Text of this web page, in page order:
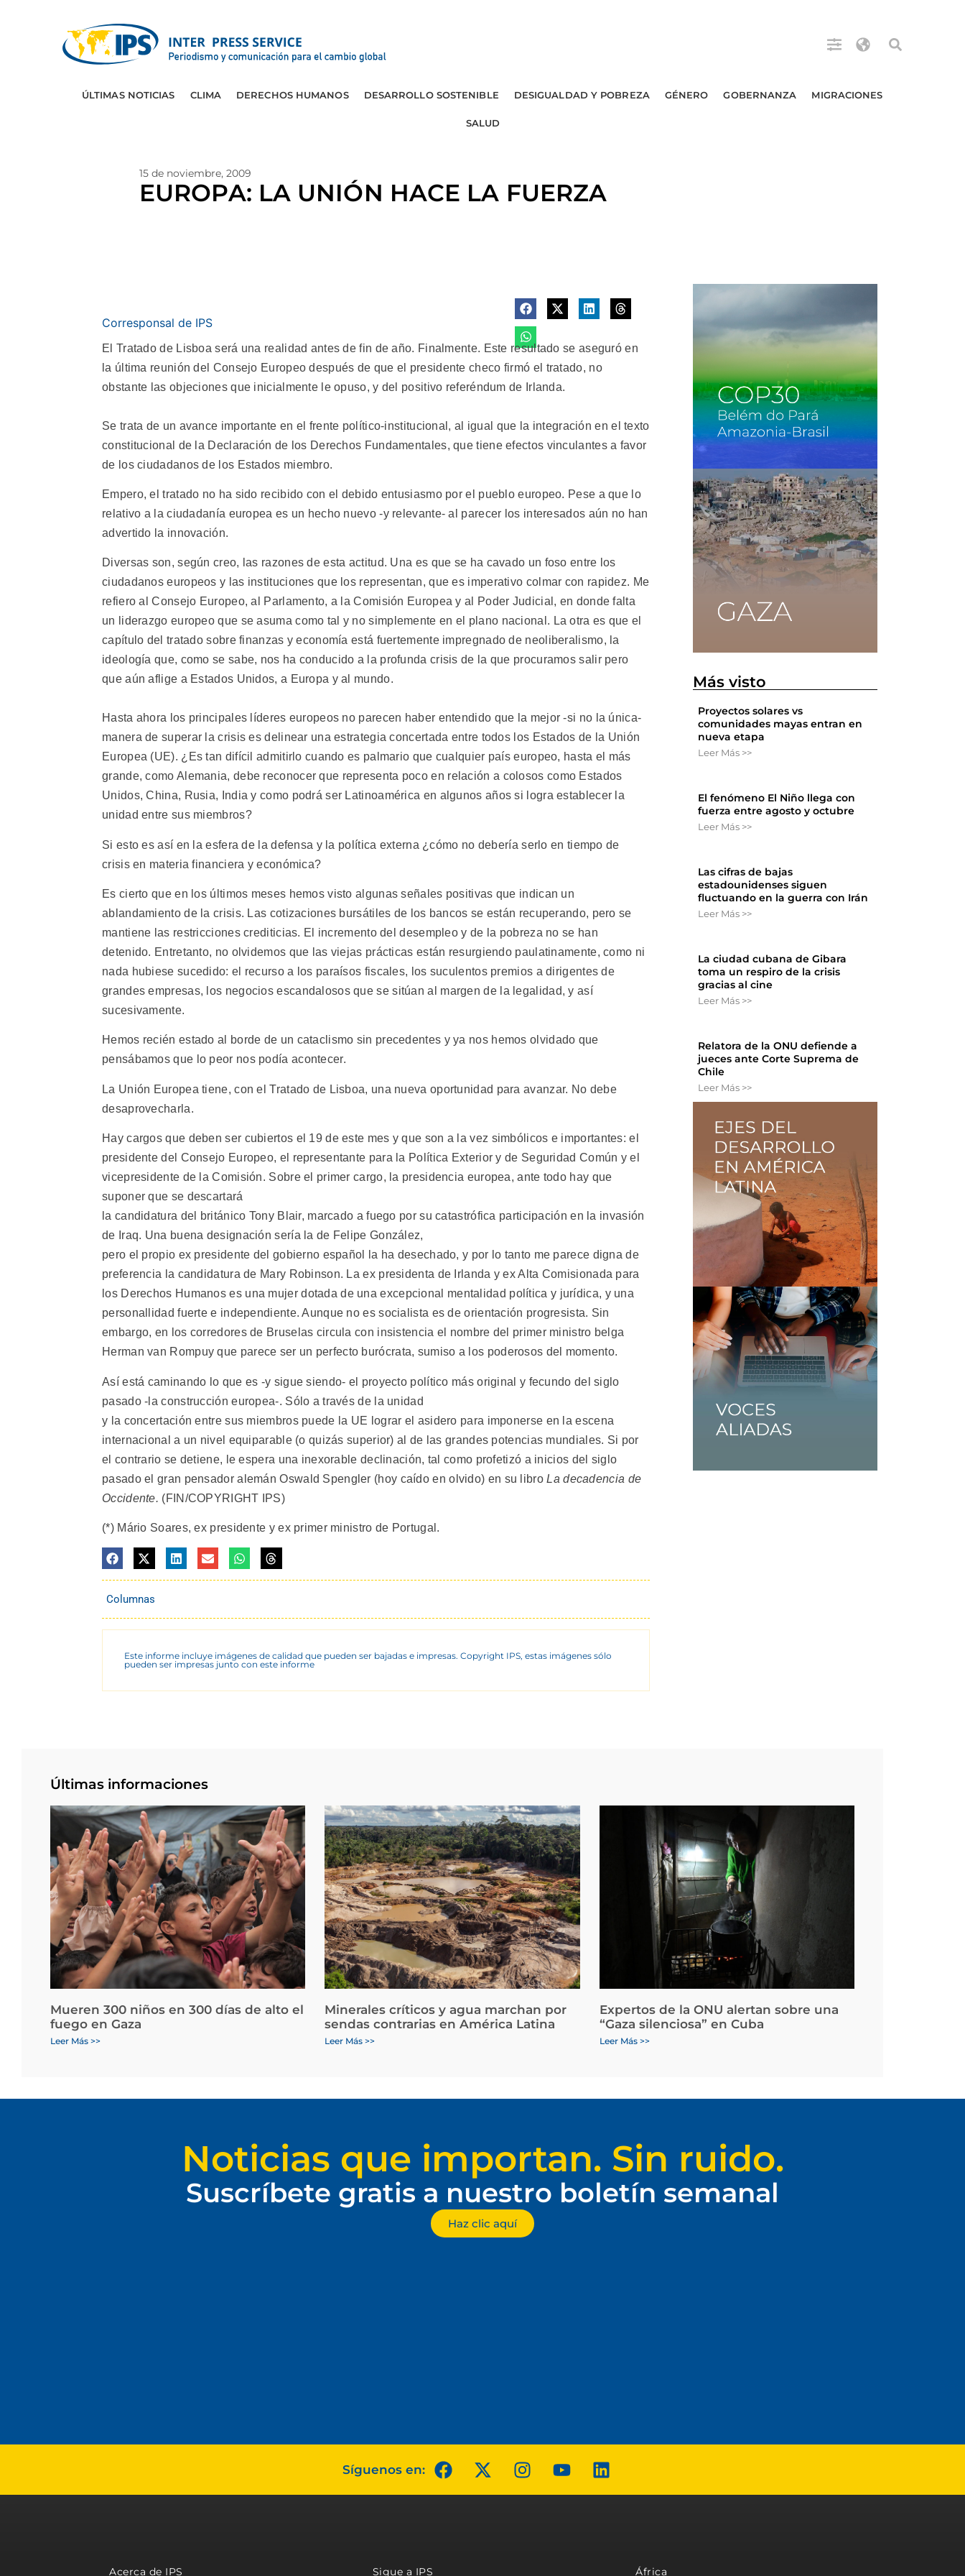
ÚLTIMAS NOTICIAS CLIMA DERECHOS HUMANOS DESARROLLO SOSTENIBLE DESIGUALDAD Y POBREZA GÉNERO GOBERNANZA MIGRACIONES
SALUD
15 de noviembre, 2009
EUROPA: LA UNIÓN HACE LA FUERZA
Corresponsal de IPS
El Tratado de Lisboa será una realidad antes de fin de año. Finalmente. Este resultado se aseguró en
la última reunión del Consejo Europeo después de que el presidente checo firmó el tratado, no
obstante las objeciones que inicialmente le opuso, y del positivo referéndum de Irlanda.
Se trata de un avance importante en el frente político-institucional, al igual que la integración en el texto
constitucional de la Declaración de los Derechos Fundamentales, que tiene efectos vinculantes a favor
de los ciudadanos de los Estados miembro.
Empero, el tratado no ha sido recibido con el debido entusiasmo por el pueblo europeo. Pese a que lo
relativo a la ciudadanía europea es un hecho nuevo -y relevante- al parecer los interesados aún no han
advertido la innovación.
Diversas son, según creo, las razones de esta actitud. Una es que se ha cavado un foso entre los
ciudadanos europeos y las instituciones que los representan, que es imperativo colmar con rapidez. Me
refiero al Consejo Europeo, al Parlamento, a la Comisión Europea y al Poder Judicial, en donde falta
un liderazgo europeo que se asuma como tal y no simplemente en el plano nacional. La otra es que el
capítulo del tratado sobre finanzas y economía está fuertemente impregnado de neoliberalismo, la
ideología que, como se sabe, nos ha conducido a la profunda crisis de la que procuramos salir pero
que aún aflige a Estados Unidos, a Europa y al mundo.
Hasta ahora los principales líderes europeos no parecen haber entendido que la mejor -si no la única-
manera de superar la crisis es delinear una estrategia concertada entre todos los Estados de la Unión
Europea (UE). ¿Es tan difícil admitirlo cuando es palmario que cualquier país europeo, hasta el más
grande, como Alemania, debe reconocer que representa poco en relación a colosos como Estados
Unidos, China, Rusia, India y como podrá ser Latinoamérica en algunos años si logra establecer la
unidad entre sus miembros?
Si esto es así en la esfera de la defensa y la política externa ¿cómo no debería serlo en tiempo de
crisis en materia financiera y económica?
Es cierto que en los últimos meses hemos visto algunas señales positivas que indican un
ablandamiento de la crisis. Las cotizaciones bursátiles de los bancos se están recuperando, pero se
mantiene las restricciones crediticias. El incremento del desempleo y de la pobreza no se han
detenido. Entretanto, no olvidemos que las viejas prácticas están resurgiendo paulatinamente, como ni
nada hubiese sucedido: el recurso a los paraísos fiscales, los suculentos premios a dirigentes de
grandes empresas, los negocios escandalosos que se sitúan al margen de la legalidad, y así
sucesivamente.
Hemos recién estado al borde de un cataclismo sin precedentes y ya nos hemos olvidado que
pensábamos que lo peor nos podía acontecer.
La Unión Europea tiene, con el Tratado de Lisboa, una nueva oportunidad para avanzar. No debe
desaprovecharla.
Hay cargos que deben ser cubiertos el 19 de este mes y que son a la vez simbólicos e importantes: el
presidente del Consejo Europeo, el representante para la Política Exterior y de Seguridad Común y el
vicepresidente de la Comisión. Sobre el primer cargo, la presidencia europea, ante todo hay que
suponer que se descartará
la candidatura del británico Tony Blair, marcado a fuego por su catastrófica participación en la invasión
de Iraq. Una buena designación sería la de Felipe González,
pero el propio ex presidente del gobierno español la ha desechado, y por lo tanto me parece digna de
preferencia la candidatura de Mary Robinson. La ex presidenta de Irlanda y ex Alta Comisionada para
los Derechos Humanos es una mujer dotada de una excepcional mentalidad política y jurídica, y una
personallidad fuerte e independiente. Aunque no es socialista es de orientación progresista. Sin
embargo, en los corredores de Bruselas circula con insistencia el nombre del primer ministro belga
Herman van Rompuy que parece ser un perfecto burócrata, sumiso a los poderosos del momento.
Así está caminando lo que es -y sigue siendo- el proyecto político más original y fecundo del siglo
pasado -la construcción europea-. Sólo a través de la unidad
y la concertación entre sus miembros puede la UE lograr el asidero para imponerse en la escena
internacional a un nivel equiparable (o quizás superior) al de las grandes potencias mundiales. Si por
el contrario se detiene, le espera una inexorable declinación, tal como profetizó a inicios del siglo
pasado el gran pensador alemán Oswald Spengler (hoy caído en olvido) en su libro La decadencia de
Occidente. (FIN/COPYRIGHT IPS)
(*) Mário Soares, ex presidente y ex primer ministro de Portugal.
Columnas
Este informe incluye imágenes de calidad que pueden ser bajadas e impresas. Copyright IPS, estas imágenes sólo
pueden ser impresas junto con este informe
Más visto
Proyectos solares vs
comunidades mayas entran en
nueva etapa
Leer Más >>
El fenómeno El Niño llega con
fuerza entre agosto y octubre
Leer Más >>
Las cifras de bajas
estadounidenses siguen
fluctuando en la guerra con Irán
Leer Más >>
La ciudad cubana de Gibara
toma un respiro de la crisis
gracias al cine
Leer Más >>
Relatora de la ONU defiende a
jueces ante Corte Suprema de
Chile
Leer Más >>
Últimas informaciones
Mueren 300 niños en 300 días de alto el
fuego en Gaza
Leer Más >>
Minerales críticos y agua marchan por
sendas contrarias en América Latina
Leer Más >>
Expertos de la ONU alertan sobre una
“Gaza silenciosa” en Cuba
Leer Más >>
Noticias que importan. Sin ruido.
Suscríbete gratis a nuestro boletín semanal
Haz clic aquí
Síguenos en:
Acerca de IPS Sigue a IPS África